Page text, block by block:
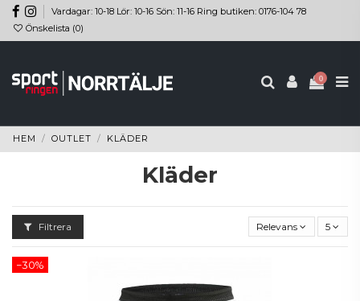
Vardagar: 10-18 Lör: 10-16 Sön: 11-16 Ring butiken: 0176-104 78
Önskelista (0)
0
HEM OUTLET KLÄDER
Kläder
Filtrera Relevans 5
−30%